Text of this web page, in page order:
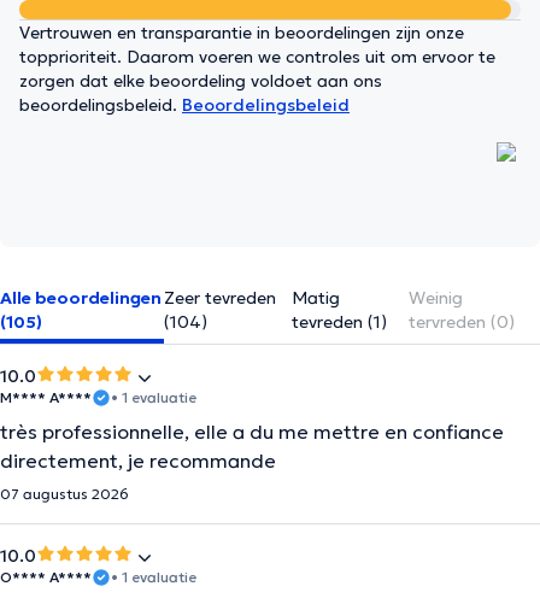
Vertrouwen en transparantie in beoordelingen zijn onze
topprioriteit. Daarom voeren we controles uit om ervoor te
zorgen dat elke beoordeling voldoet aan ons
beoordelingsbeleid. Beoordelingsbeleid
Alle beoordelingen
(105)
Zeer tevreden
(104)
Matig
tevreden (1)
Weinig
tervreden (0)
10.0
M**** A**** • 1 evaluatie
très professionnelle, elle a du me mettre en confiance
directement, je recommande
07 augustus 2026
10.0
O**** A**** • 1 evaluatie